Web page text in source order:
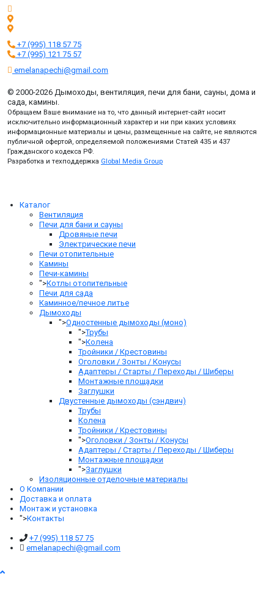
+7 (995) 118 57 75
+7 (995) 121 75 57
emelanapechi@gmail.com
© 2000-2026 Дымоходы, вентиляция, печи для бани, сауны, дома и
сада, камины.
Обращаем Ваше внимание на то, что данный интернет-сайт носит
исключительно информационный характер и ни при каких условиях
информационные материалы и цены, размещенные на сайте, не являются
публичной офертой, определяемой положениями Статей 435 и 437
Гражданского кодекса РФ.
Разработка и техподдержка Global Media Group
Каталог
Вентиляция
Печи для бани и сауны
Дровяные печи
Электрические печи
Печи отопительные
Камины
Печи-камины
">Котлы отопительные
Печи для сада
Каминное/печное литье
Дымоходы
">Одностенные дымоходы (моно)
">Трубы
">Колена
Тройники / Крестовины
Оголовки / Зонты / Конусы
Адаптеры / Старты / Переходы / Шиберы
Монтажные площадки
Заглушки
Двустенные дымоходы (сэндвич)
Трубы
Колена
Тройники / Крестовины
">Оголовки / Зонты / Конусы
Адаптеры / Старты / Переходы / Шиберы
Монтажные площадки
">Заглушки
Изоляционные отделочные материалы
О Компании
Доставка и оплата
Монтаж и установка
">Контакты
+7 (995) 118 57 75
emelanapechi@gmail.com